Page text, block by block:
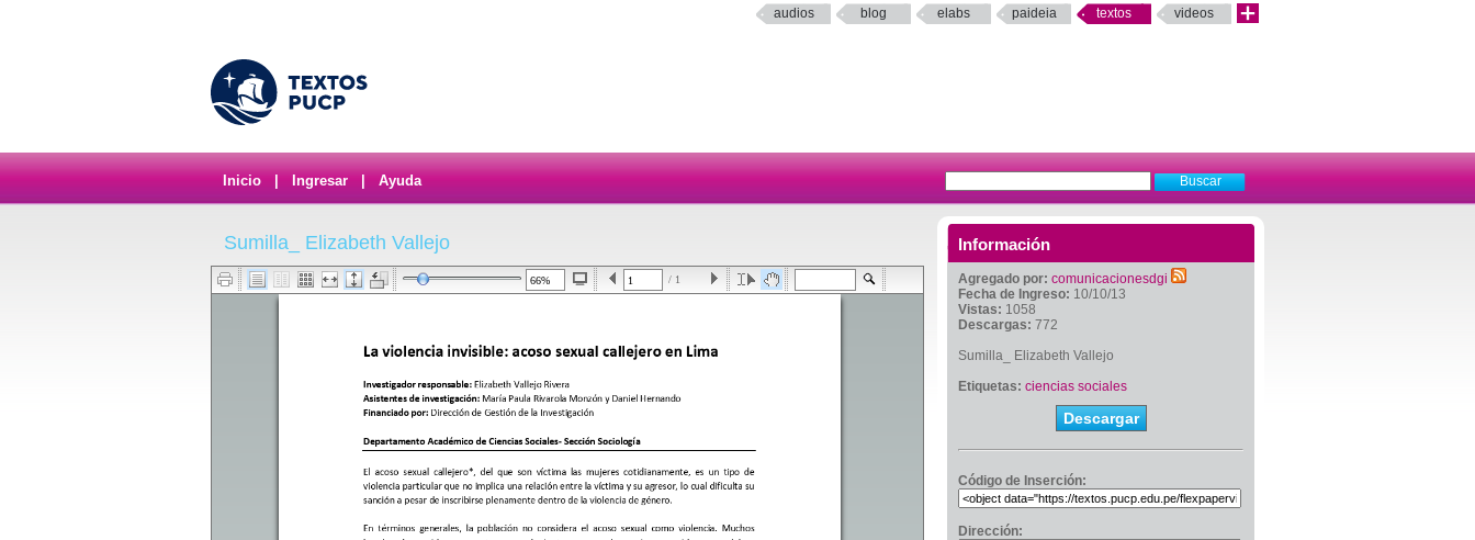
audios blog elabs paideia textos videos
Inicio Ingresar Ayuda
Información
Agregado por: comunicacionesdgi
Fecha de Ingreso: 10/10/13
Vistas: 1058
Descargas: 772
Sumilla_ Elizabeth Vallejo
Etiquetas: ciencias sociales
Descargar
Código de Inserción:
Dirección:
Sumilla_ Elizabeth Vallejo
/ 1